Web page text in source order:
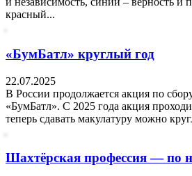
красный...
«БумБатл» круглый год
22.07.2025
В России продолжается акция по
«БумБатл». С 2025 года акция
теперь сдавать макулатуру можно
Шахтёрская профессия — по